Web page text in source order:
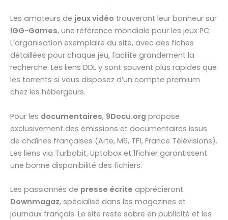
Les amateurs de jeux vidéo trouveront leur bonheur sur
IGG-Games, une référence mondiale pour les jeux PC.
L’organisation exemplaire du site, avec des fiches
détaillées pour chaque jeu, facilite grandement la
recherche. Les liens DDL y sont souvent plus rapides que
les torrents si vous disposez d’un compte premium
chez les hébergeurs.
Pour les documentaires, 9Docu.org propose
exclusivement des émissions et documentaires issus
de chaînes françaises (Arte, M6, TF1, France Télévisions).
Les liens via Turbobit, Uptobox et 1fichier garantissent
une bonne disponibilité des fichiers.
Les passionnés de presse écrite apprécieront
Downmagaz, spécialisé dans les magazines et
journaux français. Le site reste sobre en publicité et les